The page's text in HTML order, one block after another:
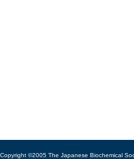
Copyright ©2005 The Japanese Biochemical